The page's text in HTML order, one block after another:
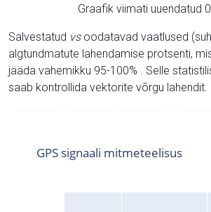
Graafik viimati uuendatud
Salvestatud vsoodatavad vaatlused
algtundmatute lahendamise protsenti,
jääda vahemikku 95-100% . Selle
saab kontrollida vektorite võrgu lahendit.
GPS signaali mitmeteelisus